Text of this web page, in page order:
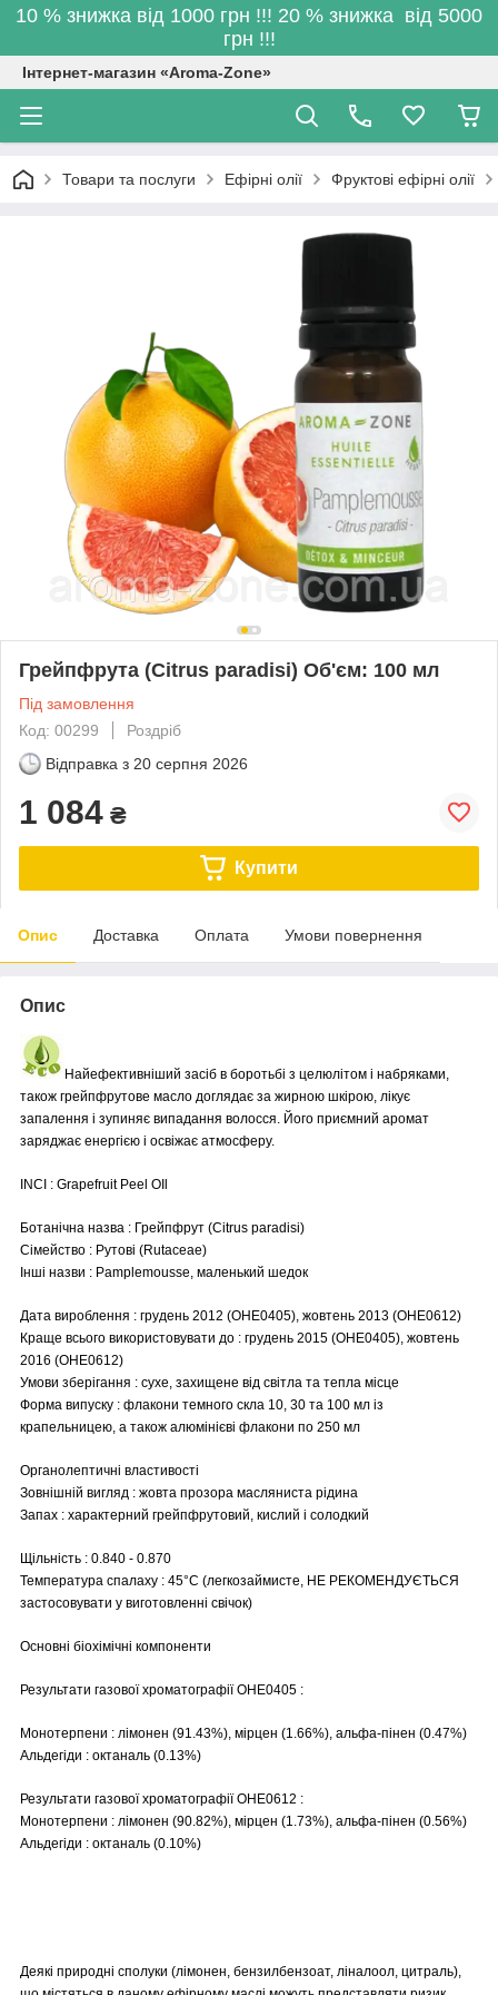
10 % знижка від 1000 грн !!! 20 % знижка від 5000
грн !!!
Інтернет-магазин «Aroma-Zone»
Товари та послуги Ефірні олії Фруктові ефірні олії
Грейпфрута (Citrus paradisi) Об'єм: 100 мл
Під замовлення
Код: 00299
Роздріб
Відправка з 20 серпня 2026
1 084 ₴
Купити
Опис Доставка Оплата Умови повернення
Опис
Найефективніший засіб в боротьбі з целюлітом і набряками,
також грейпфрутове масло доглядає за жирною шкірою, лікує
запалення і зупиняє випадання волосся. Його приємний аромат
заряджає енергією і освіжає атмосферу.
INCI : Grapefruit Peel OIl
Ботанічна назва : Грейпфрут (Citrus paradisi)
Сімейство : Рутові (Rutaceae)
Інші назви : Pamplemousse, маленький шедок
Дата вироблення : грудень 2012 (OHE0405), жовтень 2013 (OHE0612)
Краще всього використовувати до : грудень 2015 (OHE0405), жовтень
2016 (OHE0612)
Умови зберігання : сухе, захищене від світла та тепла місце
Форма випуску : флакони темного скла 10, 30 та 100 мл із
крапельницею, а також алюмінієві флакони по 250 мл
Органолептичні властивості
Зовнішній вигляд : жовта прозора масляниста рідина
Запах : характерний грейпфрутовий, кислий і солодкий
Щільність : 0.840 - 0.870
Температура спалаху : 45°C (легкозаймисте, НЕ РЕКОМЕНДУЄТЬСЯ
застосовувати у виготовленні свічок)
Основні біохімічні компоненти
Результати газової хроматографії OHE0405 :
Монотерпени : лімонен (91.43%), мірцен (1.66%), альфа-пінен (0.47%)
Альдегіди : октаналь (0.13%)
Результати газової хроматографії OHE0612 :
Монотерпени : лімонен (90.82%), мірцен (1.73%), альфа-пінен (0.56%)
Альдегіди : октаналь (0.10%)
Деякі природні сполуки (лімонен, бензилбензоат, ліналоол, цитраль),